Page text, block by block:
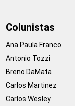
Colunistas
Ana Paula Franco
Antonio Tozzi
Breno DaMata
Carlos Martinez
Carlos Wesley